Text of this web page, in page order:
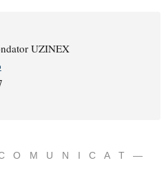
UZINEX
O M U N I C A T —